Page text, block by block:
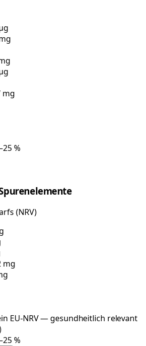
mg
%
(NRV)
mg
EU-NRV — gesundheitlich relevant
%